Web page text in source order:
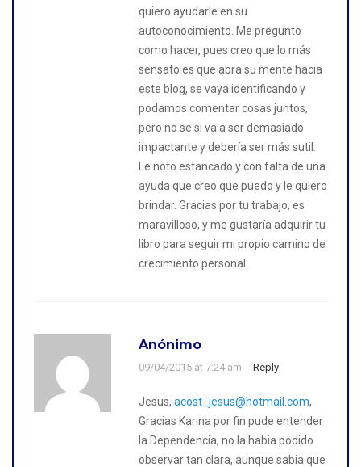
quiero ayudarle en su
autoconocimiento. Me pregunto
como hacer, pues creo que lo más
sensato es que abra su mente hacia
este blog, se vaya identificando y
podamos comentar cosas juntos,
pero no se si va a ser demasiado
impactante y debería ser más sutil.
Le noto estancado y con falta de una
ayuda que creo que puedo y le quiero
brindar. Gracias por tu trabajo, es
maravilloso, y me gustaría adquirir tu
libro para seguir mi propio camino de
crecimiento personal.
Anónimo
09/04/2015 at 7:24 am Reply
Jesus, acost_jesus@hotmail.com,
Gracias Karina por fin pude entender
la Dependencia, no la habia podido
observar tan clara, aunque sabia que